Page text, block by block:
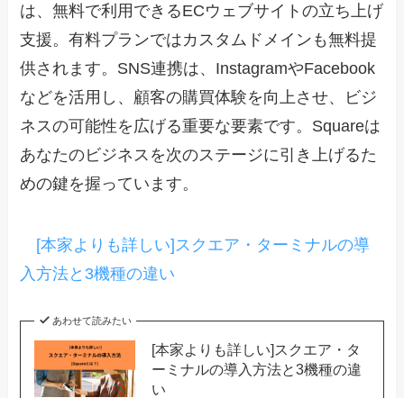
は、無料で利用できるECウェブサイトの立ち上げ
支援。有料プランではカスタムドメインも無料提
供されます。SNS連携は、InstagramやFacebook
などを活用し、顧客の購買体験を向上させ、ビジ
ネスの可能性を広げる重要な要素です。Squareは
あなたのビジネスを次のステージに引き上げるた
めの鍵を握っています。
[本家よりも詳しい]スクエア・ターミナルの導
入方法と3機種の違い
あわせて読みたい
[本家よりも詳しい]スクエア・タ
ーミナルの導入方法と3機種の違
い